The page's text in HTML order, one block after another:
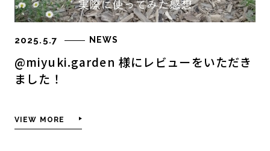
2025.5.7 NEWS
@miyuki.garden 様にレビューをいただき
ました！
VIEW MORE